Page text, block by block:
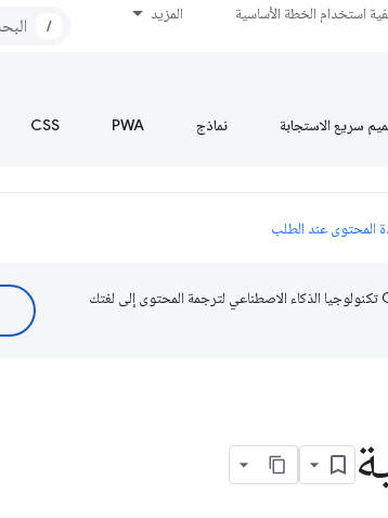
استخدام الخطة الأساسية المزيد
/
سريع الاستجابة نماذج PWA
CSS
المحتوى عند الطلب
تستخدم Google تكنولوجيا الذكاء الاصطناعي لترجمة المحتوى إلى لغتك